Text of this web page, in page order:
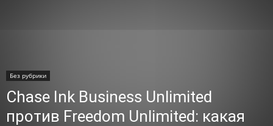
Без рубрики
Chase Ink Business Unlimited
против Freedom Unlimited: какая